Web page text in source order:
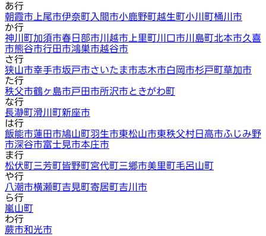
あ行
朝霞市 上尾市伊奈町入間市小鹿野町越生町小川町桶川市
か行
神川町加須市春日部市川越市 上里町川口市川島町北本市久喜
市熊谷市行田市鴻巣市越谷市
さ行
狭山市幸手市坂戸市さいたま市志木市白岡市杉戸町草加市
た行
秩父市鶴ヶ島市戸田市所沢市ときがわ町
な行
長瀞町滑川町新座市
は行
飯能市蓮田市鳩山町羽生市東松山市東秩父村日高市ふじみ野
市深谷市富士見市本庄市
ま行
松伏町三芳町皆野町宮代町三郷市美里町毛呂山町
や行
八潮市横瀬町吉見町寄居町吉川市
ら行
嵐山町
わ行
蕨市和光市